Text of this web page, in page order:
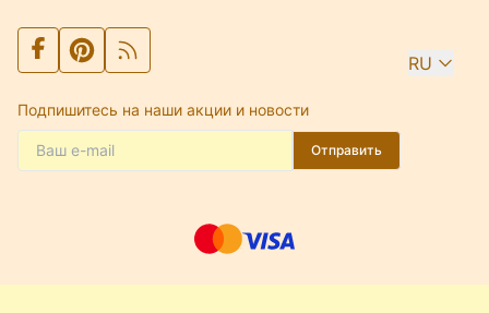
RU
Подпишитесь на наши акции и новости
Отправить